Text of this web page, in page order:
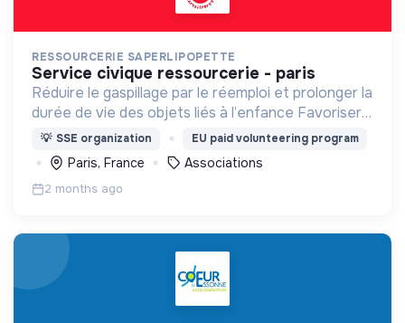
RESSOURCERIE SAPERLIPOPETTE
service civique ressourcerie - paris
Réduire le gaspillage par le réemploi et prolonger la
durée de vie des objets liés à l’enfance Favoriser
l’accès à des biens essentiels à des prix solidaires
et abordables pour les familles
💡 SSE organization EU paid volunteering program
Paris, France Associations
2 months ago